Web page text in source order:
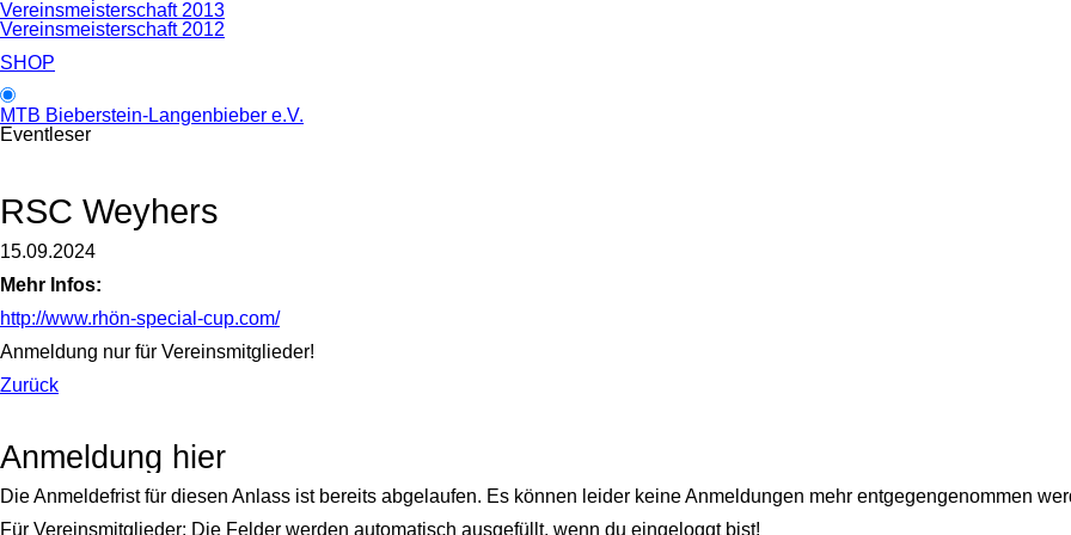
Vereinsmeisterschaft 2013
Vereinsmeisterschaft 2012
SHOP
MTB Bieberstein-Langenbieber e.V.
Eventleser
RSC Weyhers
15.09.2024
Mehr Infos:
http://www.rhön-special-cup.com/
Anmeldung nur für Vereinsmitglieder!
Zurück
Anmeldung hier
Die Anmeldefrist für diesen Anlass ist bereits abgelaufen. Es können leider keine Anmeldungen mehr entgegengenommen
Für Vereinsmitglieder: Die Felder werden automatisch ausgefüllt, wenn du eingeloggt bist!